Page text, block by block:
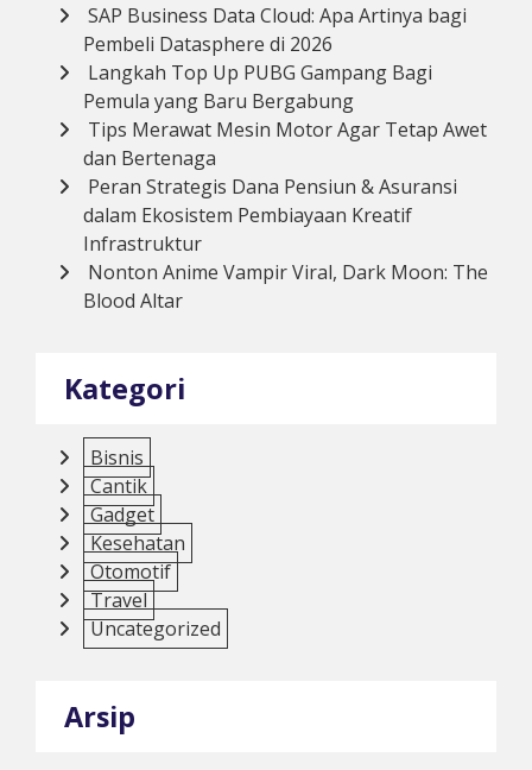
SAP Business Data Cloud: Apa Artinya bagi
Pembeli Datasphere di 2026
Langkah Top Up PUBG Gampang Bagi
Pemula yang Baru Bergabung
Tips Merawat Mesin Motor Agar Tetap Awet
dan Bertenaga
Peran Strategis Dana Pensiun & Asuransi
dalam Ekosistem Pembiayaan Kreatif
Infrastruktur
Nonton Anime Vampir Viral, Dark Moon: The
Blood Altar
Kategori
Bisnis
Cantik
Gadget
Kesehatan
Otomotif
Travel
Uncategorized
Arsip